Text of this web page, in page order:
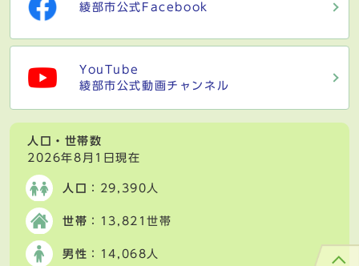
綾部市公式Facebook
YouTube
綾部市公式動画チャンネル
人口・世帯数
2026年8月1日現在
人口 ：29,390人
世帯 ：13,821世帯
男性 ：14,068人